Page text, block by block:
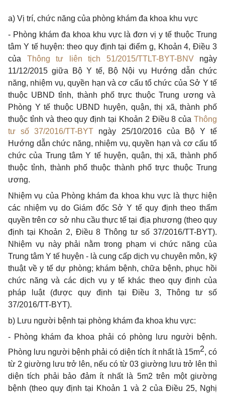
a) Vị trí, chức năng của phòng khám đa khoa khu vực
- Phòng khám đa khoa khu vực là đơn vị ytế thuộc Trung
tâm Y tế huyện: theo quy định tại điểm g, Khoản 4, Điều 3
của Thông tư liên tịch 51/2015/TTLT-BYT-BNV ngày
11/12/2015 giữa Bộ Y tế, Bộ Nội vụ Hướng dẫn chức
năng, nhiệm vụ, quyền hạn và cơ cấu tổ chức của Sở Y tế
thuộc UBND tỉnh, thành phố trực thuộc Trung ương và
Phòng Y tế thuộc UBND huyện, quận, thị xã, thành phố
thuộc tỉnh và theo quy định tại Khoản 2 Điều 8 của Thông
tư số 37/2016/TT-BYT ngày 25/10/2016 của Bộ Y tế
Hướng dẫn chức năng, nhiệm vụ, quyền hạn và cơ cấu tổ
chức của Trung tâm Y tế huyện, quận, thị xã, thành phố
thuộc tỉnh, thành phố thuộc thành phố trực thuộc Trung
ương.
Nhiệm vụ của Phòng khám đa khoa khu vực là thực hiện
các nhiệm vụ do Giám đốc Sở Y tế quy định theo thẩm
quyền trên cơ sở nhu cầu thực tế tại địa phương (theo quy
định tại Khoản 2, Điều 8 Thông tư số 37/2016/TT-BYT).
Nhiệm vụ này phải nằm trong phạm vi chức năng của
Trung tâm Y tế huyện - là cung cấp dịch vụ chuyên môn, kỹ
thuật về y tế dự phòng; khám bệnh, chữa bệnh, phục hồi
chức năng và các dịch vụ y tế khác theo quy định của
pháp luật (được quy định tại Điều 3, Thông tư số
37/2016/TT-BYT).
b) Lưu người bệnh tại phòng khám đa khoa khu vực:
- Phòng khám đa khoa phải có phòng lưu người bệnh.
Phòng lưu người bệnh phải có diện tích ít nhất là 15m2, có
từ 2 giường lưu trở lên, nếu có từ 03 giường lưu trở lên thì
diện tích phải bảo đảm ít nhất là 5m2 trên một giường
bệnh (theo quy định tại Khoản 1 và 2 của Điều 25, Nghị